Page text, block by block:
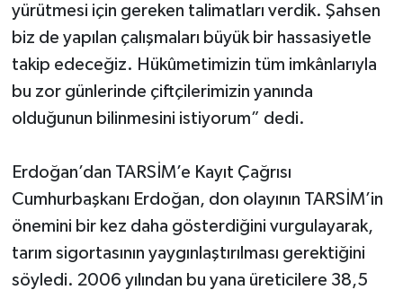
yürütmesi için gereken talimatları verdik. Şahsen
biz de yapılan çalışmaları büyük bir hassasiyetle
takip edeceğiz. Hükûmetimizin tüm imkânlarıyla
bu zor günlerinde çiftçilerimizin yanında
olduğunun bilinmesini istiyorum” dedi.
Erdoğan’dan TARSİM’e Kayıt Çağrısı
Cumhurbaşkanı Erdoğan, don olayının TARSİM’in
önemini bir kez daha gösterdiğini vurgulayarak,
tarım sigortasının yaygınlaştırılması gerektiğini
söyledi. 2006 yılından bu yana üreticilere 38,5